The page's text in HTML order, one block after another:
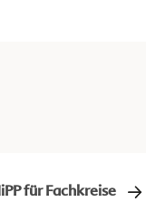
für Fachkreise